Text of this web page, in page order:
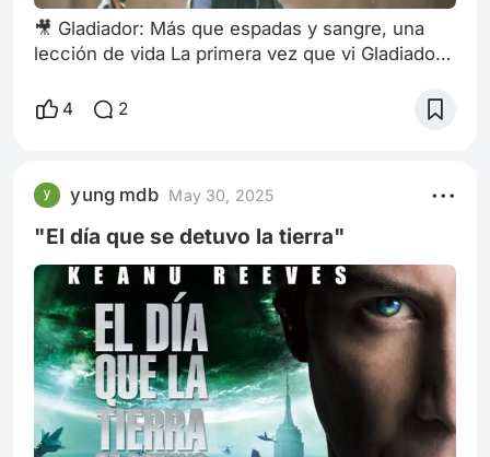
🎥 Gladiador: Más que espadas y sangre, una
lección de vida La primera vez que vi Gladiador
Tenía la idea de que sería otra película más de
gritos en la arena, traiciones y sangre por todos
lados. Pero al terminar la película, me di cuenta
de que, a pesar de
4 2
yung mdb May 30, 2025
"El día que se detuvo la tierra"